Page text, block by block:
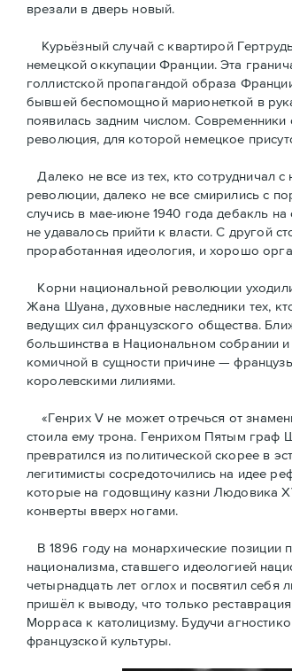
врезали в дверь новый.
Курьёзный случай с квартирой
немецкой оккупации Франции. Эта
голлистской пропагандой образа
бывшей беспомощной марионеткой в
появилась задним числом.
революция, для которой немецкое
Далеко не все из тех, кто сотрудничал
революции, далеко не все смирились с
случись в мае-июне 1940 года дебакль
не удавалось прийти к власти. С другой
проработанная идеология, и хорошо
Корни национальной революции
Жана Шуана, духовные наследники тех,
ведущих сил французского общества.
большинства в Национальном собрании
комичной в сущности причине —
королевскими лилиями.
«Генрих V не может отречься от
стоила ему трона. Генрихом Пятым граф
превратился из политической скорее в
легитимисты сосредоточились на идее
которые на годовщину казни Людовика
конверты вверх ногами.
В 1896 году на монархические
национализма, ставшего идеологией
четырнадцать лет оглох и посвятил
пришёл к выводу, что только
Морраса к католицизму. Будучи
французской культуры.